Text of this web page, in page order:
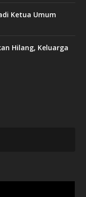
Ketua Umum
Hilang, Keluarga